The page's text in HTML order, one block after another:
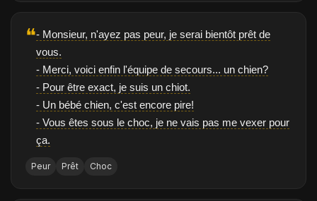
❝- Monsieur, n'ayez pas peur, je serai bientôt prêt de
vous.
- Merci, voici enfin l'équipe de secours... un chien?
- Pour être exact, je suis un chiot.
- Un bébé chien, c'est encore pire!
- Vous êtes sous le choc, je ne vais pas me vexer pour
ça.
Peur Prêt Choc